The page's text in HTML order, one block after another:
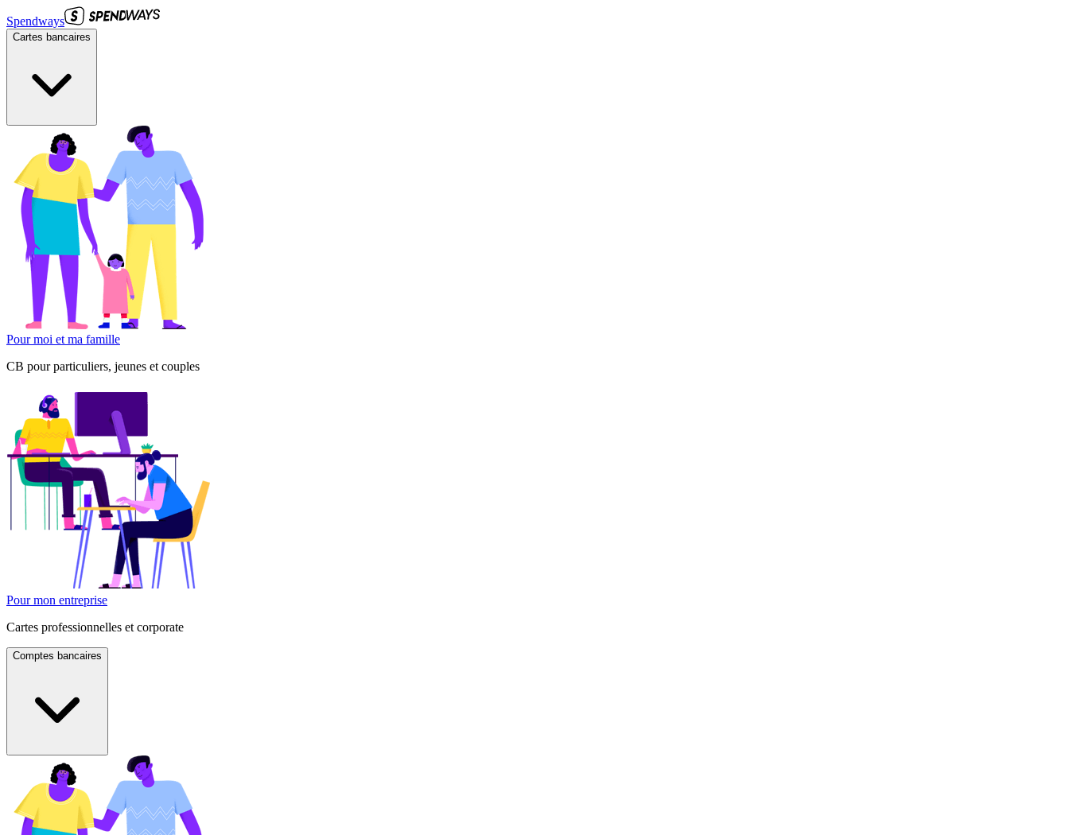
Spendways
Cartes bancaires
Pour moi et ma famille
CB pour particuliers, jeunes et couples
Pour mon entreprise
Cartes professionnelles et corporate
Comptes bancaires